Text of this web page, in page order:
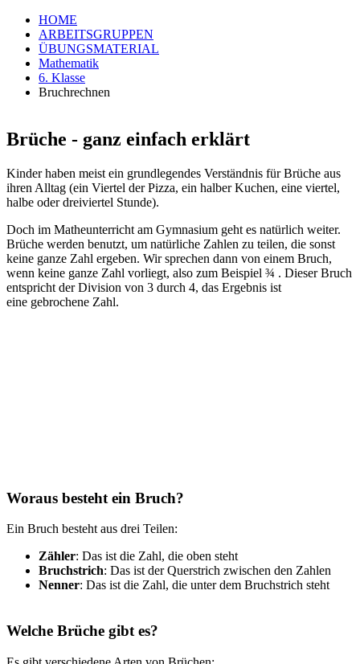
HOME
ARBEITSGRUPPEN
ÜBUNGSMATERIAL
Mathematik
6. Klasse
Bruchrechnen
Brüche - ganz einfach erklärt
Kinder haben meist ein grundlegendes Verständnis für Brüche aus
ihren Alltag (ein Viertel der Pizza, ein halber Kuchen, eine viertel,
halbe oder dreiviertel Stunde).
Doch im Matheunterricht am Gymnasium geht es natürlich weiter.
Brüche werden benutzt, um natürliche Zahlen zu teilen, die sonst
keine ganze Zahl ergeben. Wir sprechen dann von einem Bruch,
wenn keine ganze Zahl vorliegt, also zum Beispiel ¾ . Dieser Bruch
entspricht der Division von 3 durch 4, das Ergebnis ist
eine gebrochene Zahl.
Woraus besteht ein Bruch?
Ein Bruch besteht aus drei Teilen:
Zähler: Das ist die Zahl, die oben steht
Bruchstrich: Das ist der Querstrich zwischen den Zahlen
Nenner: Das ist die Zahl, die unter dem Bruchstrich steht
Welche Brüche gibt es?